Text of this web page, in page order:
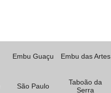
Embu Guaçu Embu das Artes
São Paulo
Taboão da
Serra